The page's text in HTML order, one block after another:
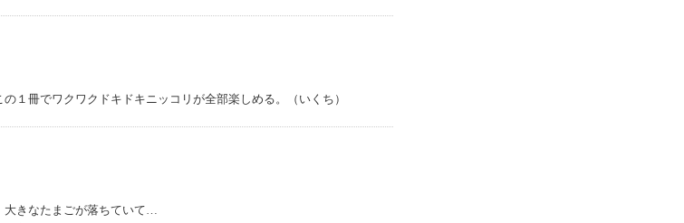
１冊でワクワクドキドキニッコリが全部楽しめる。（いくち）
きなたまごが落ちていて…